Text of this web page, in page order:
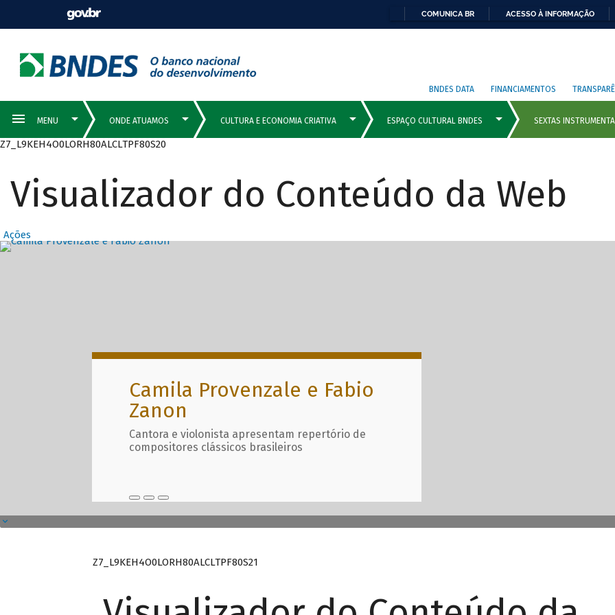
COMUNICA BR ACESSO À INFORMAÇÃO
BNDES DATA FINANCIAMENTOS
Z7_L9KEH4O0LORH80ALCLTPF80S20
Visualizador do Conteúdo da Web
Ações
Destaques Principais com
Camila Provenzale e Fabio
Zanon
Cantora e violonista apresentam repertório de
compositores clássicos brasileiros
Z7_L9KEH4O0LORH80ALCLTPF80S21